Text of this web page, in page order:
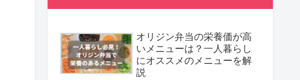
オリジン弁当の栄養価が高
いメニューは？一人暮らし
にオススメのメニューを解
説